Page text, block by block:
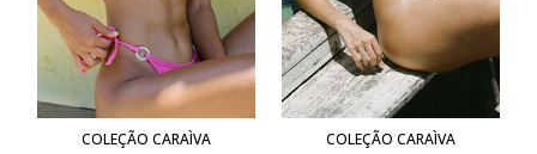
COLEÇÃO CARAÌVA
COLEÇÃO CARAÌVA